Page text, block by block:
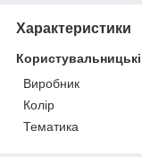
Характеристики
Виробник
Колір
Тематика